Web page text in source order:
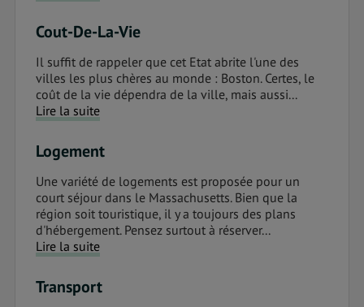
Cout-De-La-Vie
Il suffit de rappeler que cet Etat abrite l'une des
villes les plus chères au monde : Boston. Certes, le
coût de la vie dépendra de la ville, mais aussi...
Lire la suite
Logement
Une variété de logements est proposée pour un
court séjour dans le Massachusetts. Bien que la
région soit touristique, il y a toujours des plans
d'hébergement. Pensez surtout à réserver...
Lire la suite
Transport